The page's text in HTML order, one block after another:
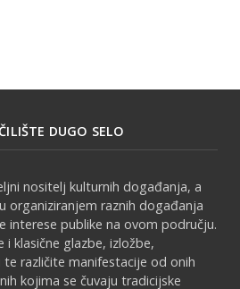
DUGO SELO
nositelj kulturnih događanja, a
organiziranjem raznih događanja
interese publike na ovom području.
klasične glazbe, izložbe,
različite manifestacije od onih
kojima se čuvaju tradicijske